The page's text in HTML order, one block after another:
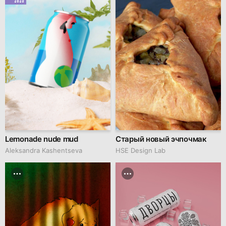
Lemonade nude mud
Aleksandra Kashentseva
Старый новый эчпочмак
HSE Design Lab